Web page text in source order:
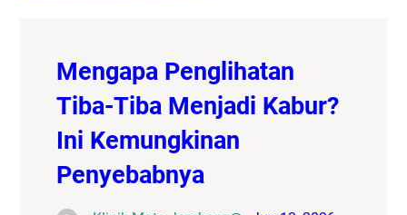
Mengapa Penglihatan
Tiba-Tiba Menjadi Kabur?
Ini Kemungkinan
Penyebabnya